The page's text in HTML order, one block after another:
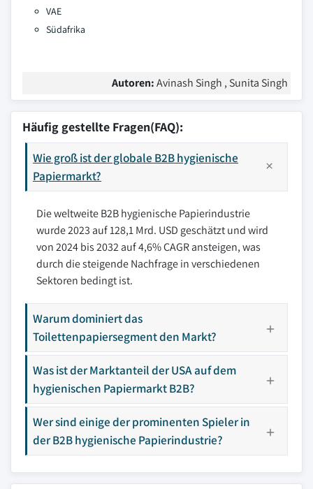
VAE
Südafrika
Autoren:Avinash Singh , Sunita Singh
Häufig gestellte Fragen(FAQ):
Wie groß ist der globale B2B hygienische
Papiermarkt?
Die weltweite B2B hygienische Papierindustrie
wurde 2023 auf 128,1 Mrd. USD geschätzt und wird
von 2024 bis 2032 auf 4,6% CAGR ansteigen, was
durch die steigende Nachfrage in verschiedenen
Sektoren bedingt ist.
Warum dominiert das
Toilettenpapiersegment den Markt?
Was ist der Marktanteil der USA auf dem
hygienischen Papiermarkt B2B?
Wer sind einige der prominenten Spieler in
der B2B hygienische Papierindustrie?